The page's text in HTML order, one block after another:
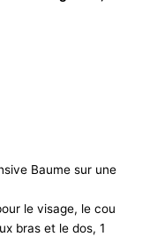
Baume sur une
le visage, le cou
bras et le dos, 1